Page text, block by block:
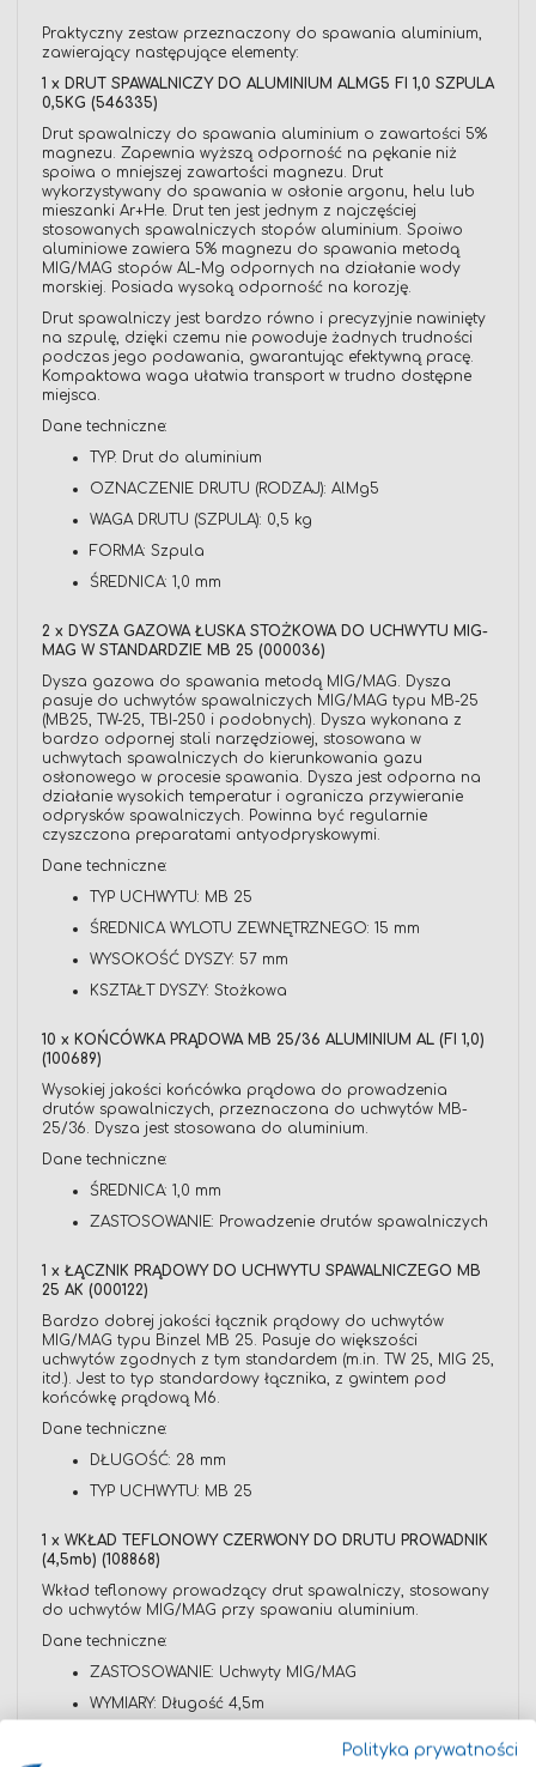
Praktyczny zestaw przeznaczony do spawania aluminium,
zawierający następujące elementy:
1 x DRUT SPAWALNICZY DO ALUMINIUM ALMG5 FI 1,0 SZPULA
0,5KG (546335)
Drut spawalniczy do spawania aluminium o zawartości 5%
magnezu. Zapewnia wyższą odporność na pękanie niż
spoiwa o mniejszej zawartości magnezu. Drut
wykorzystywany do spawania w osłonie argonu, helu lub
mieszanki Ar+He. Drut ten jest jednym z najczęściej
stosowanych spawalniczych stopów aluminium. Spoiwo
aluminiowe zawiera 5% magnezu do spawania metodą
MIG/MAG stopów AL-Mg odpornych na działanie wody
morskiej. Posiada wysoką odporność na korozję.
Drut spawalniczy jest bardzo równo i precyzyjnie nawinięty
na szpulę, dzięki czemu nie powoduje żadnych trudności
podczas jego podawania, gwarantując efektywną pracę.
Kompaktowa waga ułatwia transport w trudno dostępne
miejsca.
Dane techniczne:
TYP: Drut do aluminium
OZNACZENIE DRUTU (RODZAJ): AlMg5
WAGA DRUTU (SZPULA): 0,5 kg
FORMA: Szpula
ŚREDNICA: 1,0 mm
2 x DYSZA GAZOWA ŁUSKA STOŻKOWA DO UCHWYTU MIG-
MAG W STANDARDZIE MB 25 (000036)
Dysza gazowa do spawania metodą MIG/MAG. Dysza
pasuje do uchwytów spawalniczych MIG/MAG typu MB-25
(MB25, TW-25, TBI-250 i podobnych). Dysza wykonana z
bardzo odpornej stali narzędziowej, stosowana w
uchwytach spawalniczych do kierunkowania gazu
osłonowego w procesie spawania. Dysza jest odporna na
działanie wysokich temperatur i ogranicza przywieranie
odprysków spawalniczych. Powinna być regularnie
czyszczona preparatami antyodpryskowymi.
Dane techniczne:
TYP UCHWYTU: MB 25
ŚREDNICA WYLOTU ZEWNĘTRZNEGO: 15 mm
WYSOKOŚĆ DYSZY: 57 mm
KSZTAŁT DYSZY: Stożkowa
10 x KOŃCÓWKA PRĄDOWA MB 25/36 ALUMINIUM AL (FI 1,0)
(100689)
Wysokiej jakości końcówka prądowa do prowadzenia
drutów spawalniczych, przeznaczona do uchwytów MB-
25/36. Dysza jest stosowana do aluminium.
Dane techniczne:
ŚREDNICA: 1,0 mm
ZASTOSOWANIE: Prowadzenie drutów spawalniczych
1 x ŁĄCZNIK PRĄDOWY DO UCHWYTU SPAWALNICZEGO MB
25 AK (000122)
Bardzo dobrej jakości łącznik prądowy do uchwytów
MIG/MAG typu Binzel MB 25. Pasuje do większości
uchwytów zgodnych z tym standardem (m.in. TW 25, MIG 25,
itd.). Jest to typ standardowy łącznika, z gwintem pod
końcówkę prądową M6.
Dane techniczne:
DŁUGOŚĆ: 28 mm
TYP UCHWYTU: MB 25
1 x WKŁAD TEFLONOWY CZERWONY DO DRUTU PROWADNIK
(4,5mb) (108868)
Wkład teflonowy prowadzący drut spawalniczy, stosowany
do uchwytów MIG/MAG przy spawaniu aluminium.
Dane techniczne:
ZASTOSOWANIE: Uchwyty MIG/MAG
WYMIARY: Długość 4,5m
1 para x RĘKAWICE SPAWALNICZE CZERWONE, ROZMIAR 10
Polityka prywatności